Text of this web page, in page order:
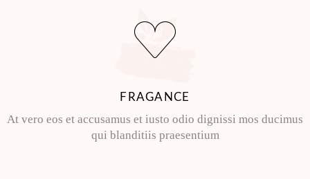
FRAGANCE
At vero eos et accusamus et iusto odio dignissi mos ducimus
qui blanditiis praesentium